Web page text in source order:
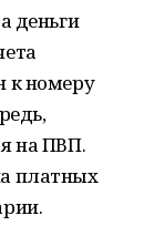
деньги
к номеру
на ПВП.
платных